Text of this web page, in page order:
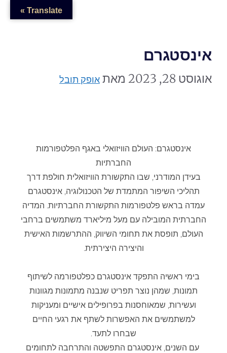
אינסטגרם
אוגוסט 28, 2023 מאת אופק תובל
אינסטגרם: העולם הוויזואלי באגף הפלטפורמות
החברתיות
בעידן המודרני, שבו התקשורת הוויזואלית חולפת דרך
תהליכי השיפור המתמדת של הטכנולוגיה, אינסטגרם
עמדה בראש פלטפורמות התקשורת החברתיות. המדיה
החברתית המובילה עם מעל מיליארד משתמשים ברחבי
העולם, תופסת את תחומי השיווק, ההתרשמות האישית
והיצירה היצירתית.
בימי ראשיה התפקד אינסטגרם כפלטפורמה לשיתוף
תמונות, שמהן נוצר תפריט שנבנה מתמונות מגוונות
ועשירות, שמאוחסנות בפרופילים אישיים ומעניקות
למשתמשים את האפשרות לשתף את רגעי החיים
שבחרו לתעד.
עם השנים, אינסטגרם התפשטה והתרחבה לתחומים
Translate »